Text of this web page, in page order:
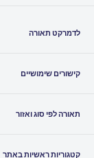
לדמרקט תאורה
קישורים שימושיים
תקנון האתר
הצהרת נגישות
תאורה לפי סוג ואזור
קטגוריות ראשיות באתר